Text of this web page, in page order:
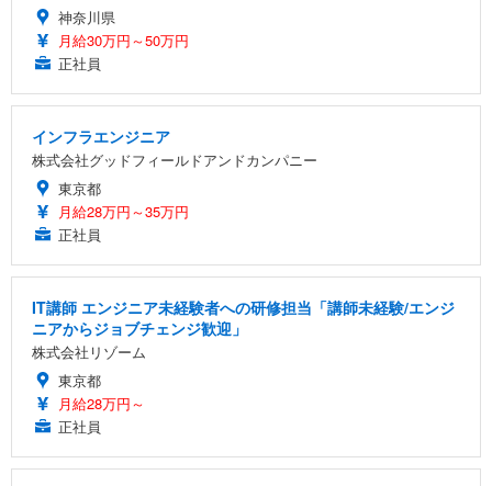
神奈川県
月給30万円～50万円
正社員
インフラエンジニア
株式会社グッドフィールドアンドカンパニー
東京都
月給28万円～35万円
正社員
IT講師 エンジニア未経験者への研修担当「講師未経験/エンジ
ニアからジョブチェンジ歓迎」
株式会社リゾーム
東京都
月給28万円～
正社員